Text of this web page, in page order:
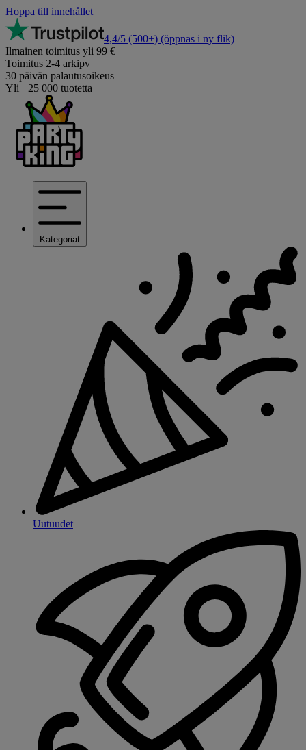
Hoppa till innehållet
4,4/5 (500+) (öppnas i ny flik)
Ilmainen toimitus yli 99 €
Toimitus 2-4 arkipv
30 päivän palautusoikeus
Yli +25 000 tuotetta
Kategoriat
Uutuudet